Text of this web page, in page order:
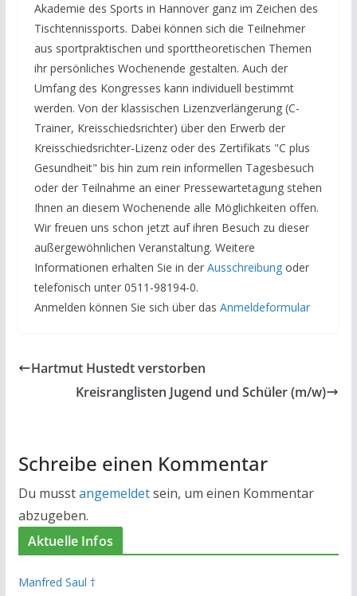
Akademie des Sports in Hannover ganz im Zeichen des
Tischtennissports. Dabei können sich die Teilnehmer
aus sportpraktischen und sporttheoretischen Themen
ihr persönliches Wochenende gestalten. Auch der
Umfang des Kongresses kann individuell bestimmt
werden. Von der klassischen Lizenzverlängerung (C-
Trainer, Kreisschiedsrichter) über den Erwerb der
Kreisschiedsrichter-Lizenz oder des Zertifikats "C plus
Gesundheit" bis hin zum rein informellen Tagesbesuch
oder der Teilnahme an einer Pressewartetagung stehen
Ihnen an diesem Wochenende alle Möglichkeiten offen.
Wir freuen uns schon jetzt auf ihren Besuch zu dieser
außergewöhnlichen Veranstaltung. Weitere
Informationen erhalten Sie in der Ausschreibungoder
telefonisch unter 0511-98194-0.
Anmelden können Sie sich über das Anmeldeformular
Hartmut Hustedt verstorben
Kreisranglisten Jugend und Schüler (m/w)
Schreibe einen Kommentar
Du musstangemeldetsein, um einen Kommentar
abzugeben.
Aktuelle Infos
Manfred Saul †